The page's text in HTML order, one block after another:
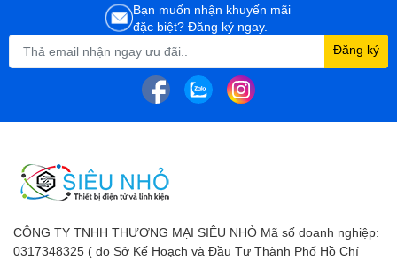
Bạn muốn nhận khuyến mãi
đặc biệt? Đăng ký ngay.
Đăng ký
CÔNG TY TNHH THƯƠNG MẠI SIÊU NHỎ Mã số doanh nghiệp:
0317348325 ( do Sở Kế Hoạch và Đầu Tư Thành Phố Hồ Chí